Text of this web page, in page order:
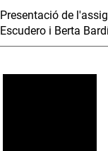
Presentació de
Escudero i Berta